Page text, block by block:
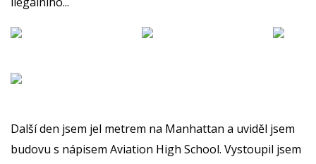
Další den jsem jel metrem na Manhattan a uviděl jsem
budovu s nápisem Aviation High School. Vystoupil jsem